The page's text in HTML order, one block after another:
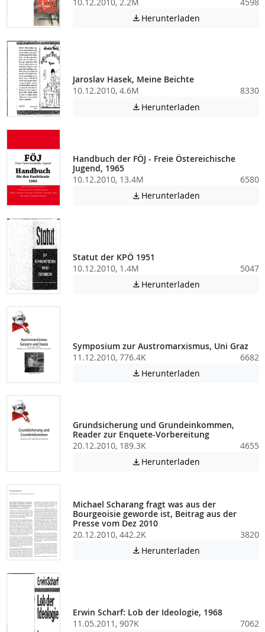
 Herunterladen
Jaroslav Hasek, Meine Beichte
10.12.2010, 4.6M
8330
 Herunterladen
Handbuch der FÖJ - Freie Östereichische
Jugend, 1965
10.12.2010, 13.4M
6580
 Herunterladen
Statut der KPÖ 1951
10.12.2010, 1.4M
5047
 Herunterladen
Symposium zur Austromarxismus, Uni Graz
11.12.2010, 776.4K
6682
 Herunterladen
Grundsicherung und Grundeinkommen,
Reader zur Enquete-Vorbereitung
20.12.2010, 189.3K
4655
 Herunterladen
Michael Scharang fragt was aus der
Bourgeoisie geworde ist, Beitrag aus der
Presse vom Dez 2010
20.12.2010, 442.2K
3820
 Herunterladen
Erwin Scharf: Lob der Ideologie, 1968
11.05.2011, 907K
7062